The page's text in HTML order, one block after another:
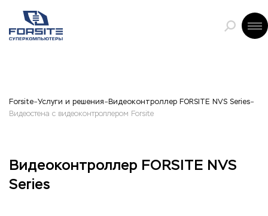
Forsite Услуги и решения Видеоконтроллер FORSITE NVS Series
Видеостена с видеоконтроллером Forsite
Видеоконтроллер FORSITE NVS
Series